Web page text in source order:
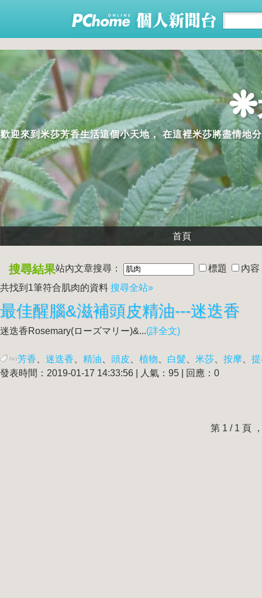
❋
歡迎來到米莎芳香生活這個小天地， 在這裡米莎將盡情地
首頁
搜尋結果站內文章搜尋： 標題
內容
共找到1筆符合 肌肉的資料 搜尋全站»
最佳醒腦&滋補頭皮精油---迷迭香
迷迭香Rosemary(ローズマリー)&...(詳全文)
芳香 迷迭香 精油 頭皮 植物 白髮 米莎 按摩
發表時間：2019-01-17 14:33:56 | 人氣：95 | 回應：0
第 1 / 1